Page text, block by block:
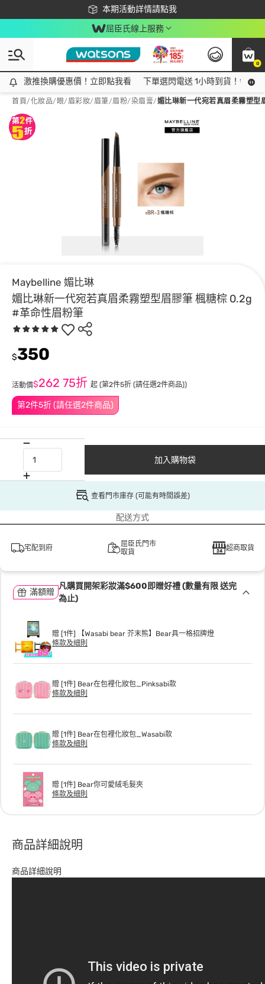
本期活動詳情請點我
下載app最高回饋$350
屈臣氏線上服務
0
激推換購優惠價！立即點我看
激推換購優惠價！立即點我看 下單選閃電送 1小時到貨！領神
首頁/化妝品/ 眼/眉彩妝/眉筆/眉粉/染眉膏/媚比琳新一代宛若真眉柔霧塑
Maybelline 媚比琳
媚比琳新一代宛若真眉柔霧塑型眉膠筆 楓糖棕 0.2g
#革命性眉粉筆
第2件5折 (請任選2件商品)
$350
活動價$262 75折 起 (第2件5折 (請任選2件商品))
加入購物袋
查看門市庫存 (可能有時間誤差)
配送方式
宅配到府
屈臣氏門市
取貨
超商取貨
滿額贈
凡購買開架彩妝滿$600即贈好禮 (數量有限 送完
為止)
贈 [1件] 【Wasabi bear 芥末熊】Bear具一格招牌燈
條款及細則
贈 [1件] Bear在包裡化妝包_Pinksabi款
條款及細則
贈 [1件] Bear在包裡化妝包_Wasabi款
條款及細則
贈 [1件] Bear你可愛絨毛髮夾
條款及細則
商品詳細說明
商品詳細說明